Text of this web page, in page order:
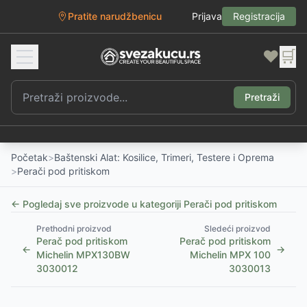
Pratite narudžbenicu Prijava Registracija
❤️ 🛒
Pretraži
Početak>Baštenski Alat: Kosilice, Trimeri, Testere i Oprema
>Perači pod pritiskom
← Pogledaj sve proizvode u kategoriji Perači pod pritiskom
←
Prethodni proizvod
Perač pod pritiskom
Michelin MPX130BW
3030012
Sledeći proizvod
Perač pod pritiskom
Michelin MPX 100
3030013
→